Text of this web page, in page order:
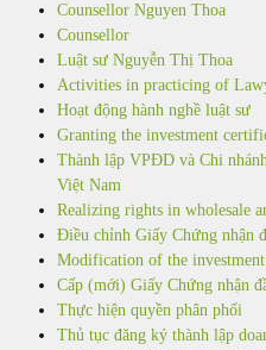
Counsellor Nguyen Thoa
Counsellor
Luật sư Nguyễn Thị Thoa
Activities in practicing of
Hoạt động hành nghề luật sư
Granting the investment
Thành lập VPĐD và Chi
Việt Nam
Realizing rights in wholesale
Điều chỉnh Giấy Chứng nhận
Modification of the
Cấp (mới) Giấy Chứng nhận
Thực hiện quyền phân phối
Thủ tục đăng ký thành lập